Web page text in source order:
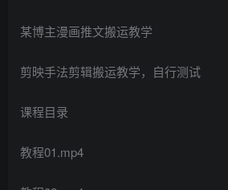
某博主漫画推文搬运教学
剪映手法剪辑搬运教学，自行测试
课程目录
教程01.mp4